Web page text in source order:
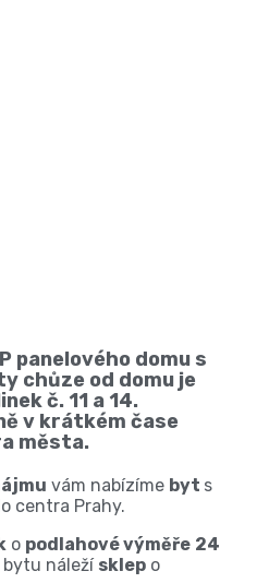
panelového domu s
chůze od domu je
č. 11 a 14.
v krátkém čase
města.
vám nabízíme byt s
centra Prahy.
o podlahové výměře 24
bytu náleží sklep o